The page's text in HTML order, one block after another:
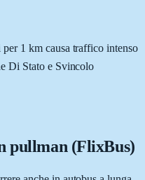
1 km causa traffico intenso
Di Stato e Svincolo
pullman (FlixBus)